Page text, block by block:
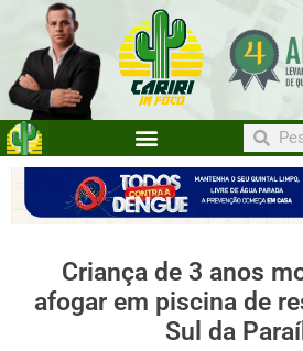
Criança de 3 anos
afogar em piscina de
Sul da